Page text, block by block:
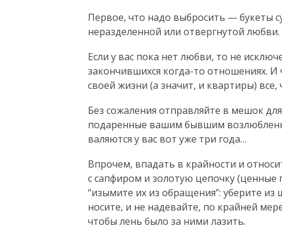
Первое, что надо выбросить — букеты
неразделенной или отвергнутой любви.
Если у вас пока нет любви, то не
закончившихся когда-то отношениях. И
своей жизни (а значит, и квартиры) все,
Без сожаления отправляйте в мешок
подаренные вашим бывшим
валяются у вас вот уже три года…
Впрочем, впадать в крайности и
с сапфиром и золотую цепочку
“изымите их из обращения”: уберите
носите, и не надевайте, по крайней
чтобы лень было за ними лазить.